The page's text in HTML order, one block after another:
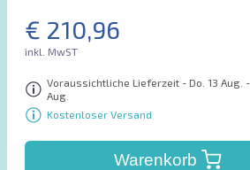
€ 210,96
inkl. MwST
Voraussichtliche Lieferzeit - Do. 13 Aug. -
Aug.
Kostenloser Versand
Warenkorb